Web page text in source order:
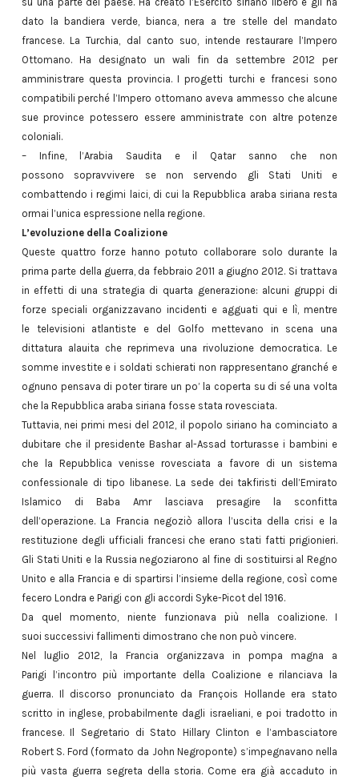
dato la bandiera verde, bianca, nera a tre stelle del mandato
francese. La Turchia, dal canto suo, intende restaurare l’Impero
Ottomano. Ha designato un wali fin da settembre 2012 per
amministrare questa provincia. I progetti turchi e francesi sono
compatibili perché l’Impero ottomano aveva ammesso che alcune
sue province potessero essere amministrate con altre potenze
coloniali.
– Infine, l’Arabia Saudita e il Qatar sanno che non
possono sopravvivere se non servendo gli Stati Uniti e
combattendo i regimi laici, di cui la Repubblica araba siriana resta
ormai l’unica espressione nella regione.
L’evoluzione della Coalizione
Queste quattro forze hanno potuto collaborare solo durante la
prima parte della guerra, da febbraio 2011 a giugno 2012. Si trattava
in effetti di una strategia di quarta generazione: alcuni gruppi di
forze speciali organizzavano incidenti e agguati qui e lì, mentre
le televisioni atlantiste e del Golfo mettevano in scena una
dittatura alauita che reprimeva una rivoluzione democratica. Le
somme investite e i soldati schierati non rappresentano granché e
ognuno pensava di poter tirare un po’ la coperta su di sé una volta
che la Repubblica araba siriana fosse stata rovesciata.
Tuttavia, nei primi mesi del 2012, il popolo siriano ha cominciato a
dubitare che il presidente Bashar al-Assad torturasse i bambini e
che la Repubblica venisse rovesciata a favore di un sistema
confessionale di tipo libanese. La sede dei takfiristi dell’Emirato
Islamico di Baba Amr lasciava presagire la sconfitta
dell’operazione. La Francia negoziò allora l’uscita della crisi e la
restituzione degli ufficiali francesi che erano stati fatti prigionieri.
Gli Stati Uniti e la Russia negoziarono al fine di sostituirsi al Regno
Unito e alla Francia e di spartirsi l’insieme della regione, così come
fecero Londra e Parigi con gli accordi Syke-Picot del 1916.
Da quel momento, niente funzionava più nella coalizione. I
suoi successivi fallimenti dimostrano che non può vincere.
Nel luglio 2012, la Francia organizzava in pompa magna a
Parigi l’incontro più importante della Coalizione e rilanciava la
guerra. Il discorso pronunciato da François Hollande era stato
scritto in inglese, probabilmente dagli israeliani, e poi tradotto in
francese. Il Segretario di Stato Hillary Clinton e l’ambasciatore
Robert S. Ford (formato da John Negroponte) s’impegnavano nella
più vasta guerra segreta della storia. Come era già accaduto in